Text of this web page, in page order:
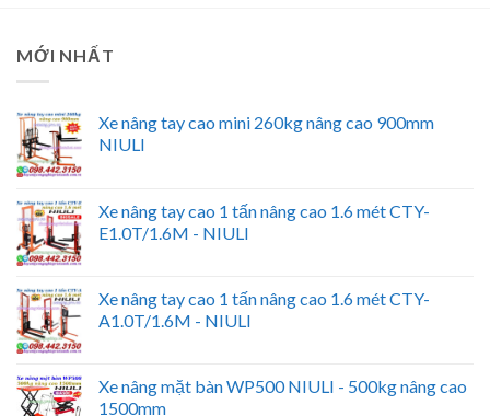
MỚI NHẤT
Xe nâng tay cao mini 260kg nâng cao 900mm
NIULI
Xe nâng tay cao 1 tấn nâng cao 1.6 mét CTY-
E1.0T/1.6M - NIULI
Xe nâng tay cao 1 tấn nâng cao 1.6 mét CTY-
A1.0T/1.6M - NIULI
Xe nâng mặt bàn WP500 NIULI - 500kg nâng cao
1500mm